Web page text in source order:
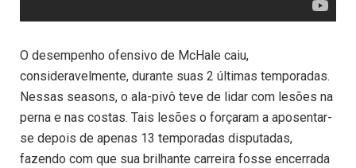
O desempenho ofensivo de McHale caiu,
consideravelmente, durante suas 2 últimas temporadas.
Nessas seasons, o ala-pivô teve de lidar com lesões na
perna e nas costas. Tais lesões o forçaram a aposentar-
se depois de apenas 13 temporadas disputadas,
fazendo com que sua brilhante carreira fosse encerrada